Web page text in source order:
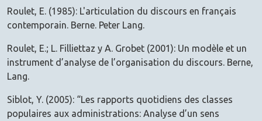
Roulet, E. (1985): L'articulation du discours en français
contemporain. Berne. Peter Lang.
Roulet, E.; L. Filliettaz y A. Grobet (2001): Un modèle et un
instrument d’analyse de l’organisation du discours. Berne,
Lang.
Siblot, Y. (2005): “Les rapports quotidiens des classes
populaires aux administrations: Analyse d’un sens